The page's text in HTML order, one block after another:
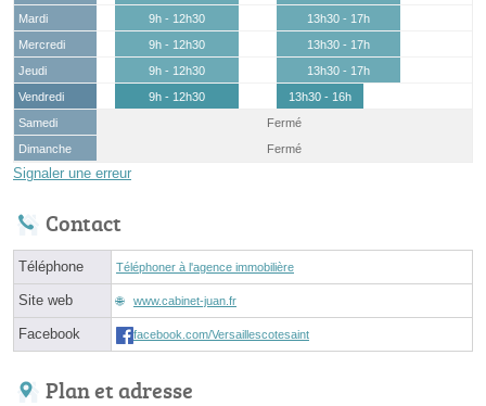
Mardi
9h - 12h30
13h30 - 17h
Mercredi
9h - 12h30
13h30 - 17h
Jeudi
9h - 12h30
13h30 - 17h
Vendredi
9h - 12h30
13h30 - 16h
Samedi
Fermé
Dimanche
Fermé
Signaler une erreur
Contact
Téléphone Téléphoner à l'agence immobilière
Site web www.cabinet-juan.fr
Facebook facebook.com/Versaillescotesaint
Plan et adresse